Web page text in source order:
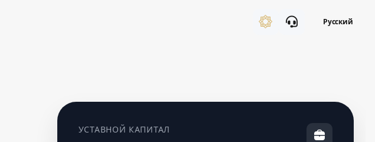
Русский
УСТАВНОЙ КАПИТАЛ